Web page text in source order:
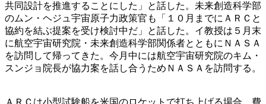
共同設計を推進することにした」と話した。未来創造科学部
のムン・ヘジュ宇宙原子力政策官も「１０月までにＡＲＣと
協約を結ぶ提案を受け検討中だ」と話した。イ教授は５月末
に航空宇宙研究院・未来創造科学部関係者とともにＮＡＳＡ
を訪問して帰ってきた。今月中には航空宇宙研究院のキム・
スンジョ院長が協力案を話し合うためＮＡＳＡを訪問する。